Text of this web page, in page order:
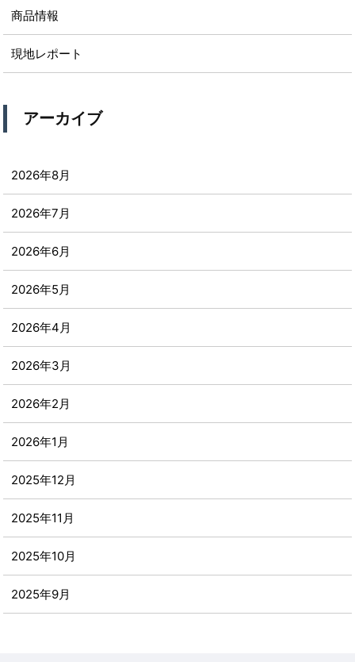
商品情報
現地レポート
アーカイブ
2026年8月
2026年7月
2026年6月
2026年5月
2026年4月
2026年3月
2026年2月
2026年1月
2025年12月
2025年11月
2025年10月
2025年9月